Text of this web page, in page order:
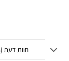
חוות דעת (23)